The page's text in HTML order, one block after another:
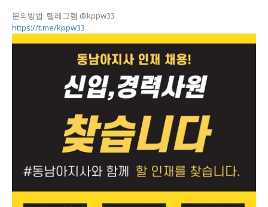
문의방법: 텔레그램 @kppw33
https://t.me/kppw33